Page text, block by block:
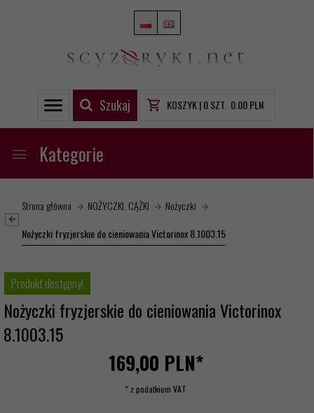
Szukaj KOSZYK |0SZT. 0.00PLN
Kategorie
Strona główna NOŻYCZKI, CĄŻKI
Nożyczki
Nożyczki fryzjerskie do cieniowania Victorinox 8.1003.15
Produkt dostępny!
Nożyczki fryzjerskie do cieniowania Victorinox
8.1003.15
169,00 PLN*
* z podatkiem VAT